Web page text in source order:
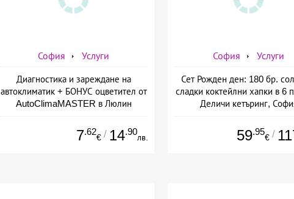
София Услуги
Диагностика и зареждане на
автоклиматик + БОНУС оцветител от
AutoClimaMASTER в Люлин
7.62
€ / 14.90
лв.
София Услуги
Сет Рожден ден: 180 бр.
сладки коктейлни хапки в 6
Деличи кетъринг,
59.95
€ /